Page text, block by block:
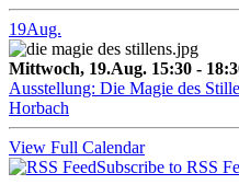
19Aug.
Mittwoch, 19.Aug. 15:30 -
Ausstellung: Die Magie des
Horbach
View Full Calendar
Subscribe to RSS